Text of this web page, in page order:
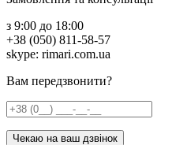
з 9:00 до 18:00
+38 (050) 811-58-57
skype: rimari.com.ua
Вам передзвонити?